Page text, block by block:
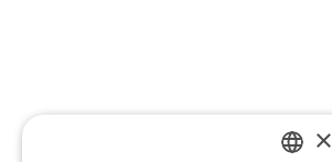
×